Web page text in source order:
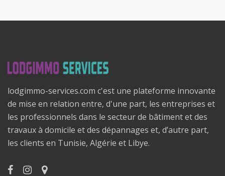
lodgimmo-services.com c'est une plateforme innovante
de mise en relation entre, d'une part, les entreprises et
les professionnels dans le secteur de bâtiment et des
travaux à domicile et des dépannages et, d’autre part,
les clients en Tunisie, Algérie et Libye.